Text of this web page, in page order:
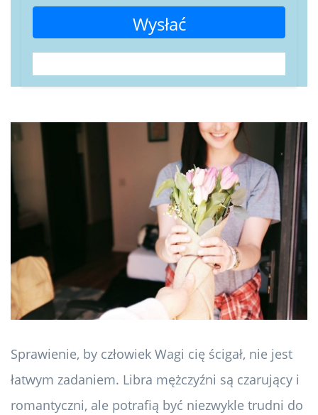
Wysłać
Sprawienie, by człowiek Wagi cię ścigał, nie jest
łatwym zadaniem. Libra mężczyźni są czarujący i
romantyczni, ale potrafią być niezwykle trudni do